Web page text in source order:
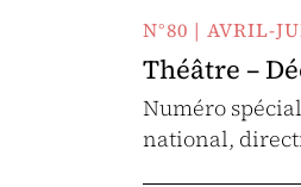
N°80 | AVRIL-
Théâtre –
Numéro
national,